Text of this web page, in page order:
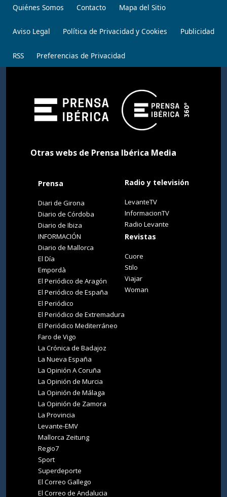
Quiénes Somos Contacto Mapa del Sitio
Aviso Legal Política de Privacidad y Cookies Publicidad
RSS Preferencias de Privacidad
Otras webs de Prensa Ibérica Media
Prensa
Diari de Girona
Diario de Córdoba
Diario de Ibiza
INFORMACIÓN
Diario de Mallorca
El Día
Empordà
El Periódico de Aragón
El Periódico de España
El Periódico
El Periódico de Extremadura
El Periódico Mediterráneo
Faro de Vigo
La Crónica de Badajoz
La Nueva España
La Opinión A Coruña
La Opinión de Murcia
La Opinión de Málaga
La Opinión de Zamora
La Provincia
Levante-EMV
Mallorca Zeitung
Regio7
Sport
Superdeporte
El Correo Gallego
El Correo de Andalucia
Radio y televisión
LevanteTV
InformacionTV
Radio Levante
Revistas
Cuore
Stilo
Viajar
Woman